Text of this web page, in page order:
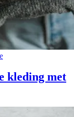
kleding met